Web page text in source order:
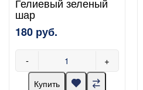
шар
180 руб.
- +
Купить